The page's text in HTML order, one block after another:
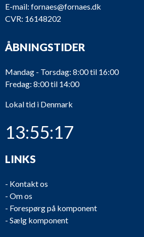
E-mail: fornaes@fornaes.dk
CVR: 16148202
ÅBNINGSTIDER
Mandag - Torsdag: 8:00 til 16:00
Fredag: 8:00 til 14:00
Lokal tid i Denmark
13:55:17
LINKS
- Kontakt os
- Om os
- Forespørg på komponent
- Sælg komponent